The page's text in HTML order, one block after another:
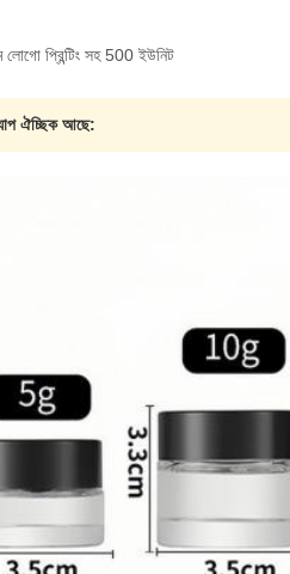
লোগো প্রিন্টিং সহ 500 ইউনিট
ঐচ্ছিক আছে: